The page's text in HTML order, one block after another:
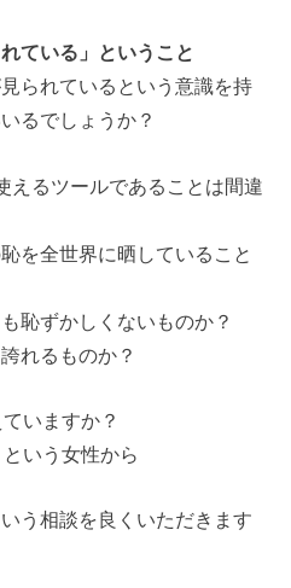
ている」ということ
られているという意識を持
るでしょうか？
えるツールであることは間違
を全世界に晒していること
恥ずかしくないものか？
れるものか？
いますか？
いう女性から
う相談を良くいただきます